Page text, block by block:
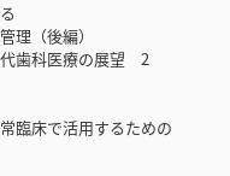
（後編）
歯科医療の展望 2
臨床で活用するための